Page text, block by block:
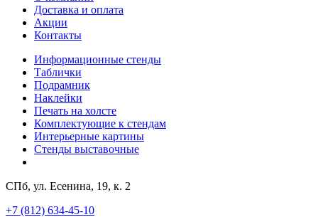
Доставка и оплата
Акции
Контакты
Информационные стенды
Таблички
Подрамник
Наклейки
Печать на холсте
Комплектующие к стендам
Интерьерные картины
Стенды выставочные
СПб, ул. Есенина, 19, к. 2
+7 (812) 634-45-10